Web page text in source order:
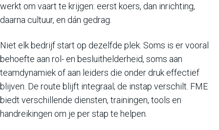
werkt om vaart te krijgen: eerst koers, dan inrichting,
daarna cultuur, en dán gedrag.
Niet elk bedrijf start op dezelfde plek. Soms is er vooral
behoefte aan rol- en besluithelderheid, soms aan
teamdynamiek of aan leiders die onder druk effectief
blijven. De route blijft integraal; de instap verschilt. FME
biedt verschillende diensten, trainingen, tools en
handreikingen om je per stap te helpen.